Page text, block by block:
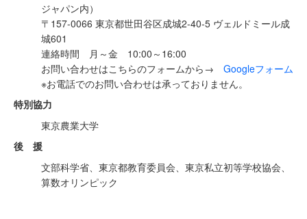
ジャパン内）
〒157-0066 東京都世田谷区成城2-40-5 ヴェルドミール成
城601
連絡時間 月～金 10:00～16:00
お問い合わせはこちらのフォームから→ Googleフォーム
※お電話でのお問い合わせは承っておりません。
特別協力
東京農業大学
後 援
文部科学省、東京都教育委員会、東京私立初等学校協会、
算数オリンピック